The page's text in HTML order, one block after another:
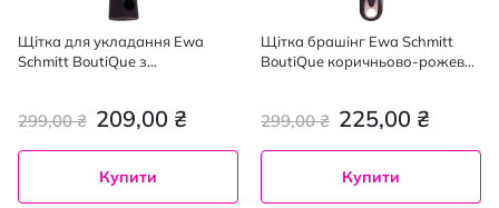
Щітка для укладання Ewa
Schmitt BoutiQue з
209,00 ₴
299,00 ₴
Купити
Щітка брашінг Ewa Schmitt
BoutiQue коричньово-рожева
225,00 ₴
299,00 ₴
Купити